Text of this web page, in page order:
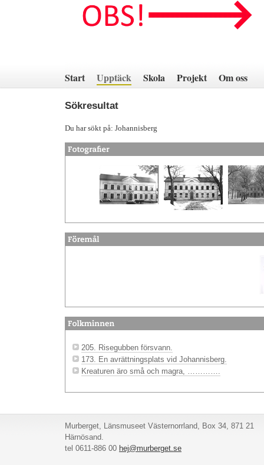
innehåll
Start Upptäck Skola Projekt Om oss
Sökresultat
Du har sökt på: Johannisberg
205. Risegubben försvann.
173. En avrättningsplats vid Johannisberg.
Kreaturen äro små och magra, ………….
Murberget, Länsmuseet Västernorrland, Box 34, 871 21
Härnösand.
tel 0611-886 00 hej@murberget.se